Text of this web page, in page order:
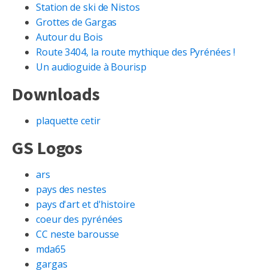
Station de ski de Nistos
Grottes de Gargas
Autour du Bois
Route 3404, la route mythique des Pyrénées !
Un audioguide à Bourisp
Downloads
plaquette cetir
GS Logos
ars
pays des nestes
pays d'art et d'histoire
coeur des pyrénées
CC neste barousse
mda65
gargas